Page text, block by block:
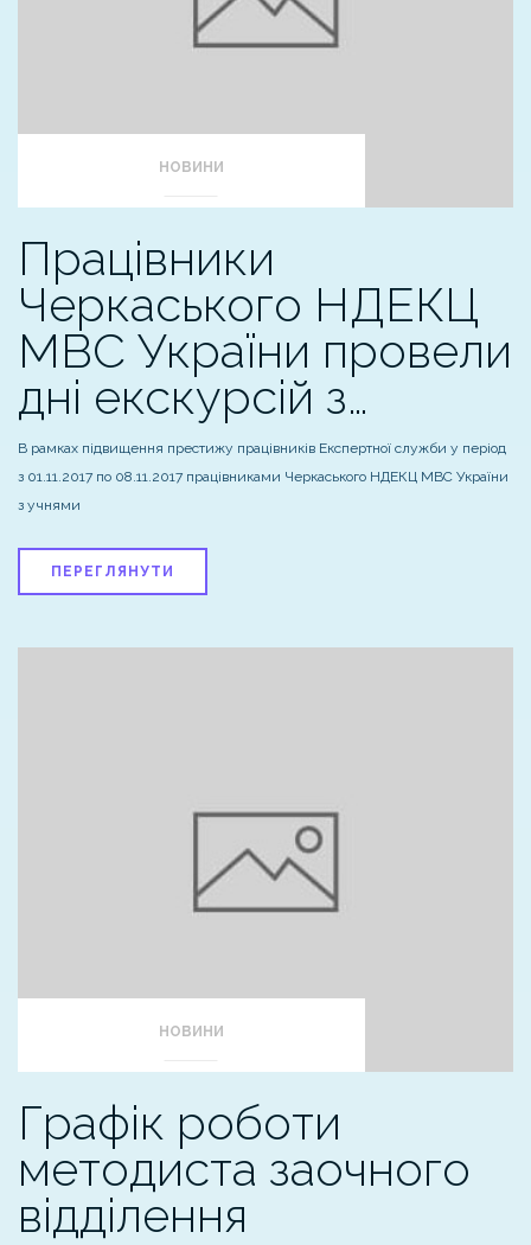
НОВИНИ
Працівники
Черкаського НДЕКЦ
МВС України провели
дні екскурсій з…
В рамках підвищення престижу працівників Експертної служби у період
з 01.11.2017 по 08.11.2017 працівниками Черкаського НДЕКЦ МВС України
з учнями
ПЕРЕГЛЯНУТИ
НОВИНИ
Графік роботи
методиста заочного
відділення